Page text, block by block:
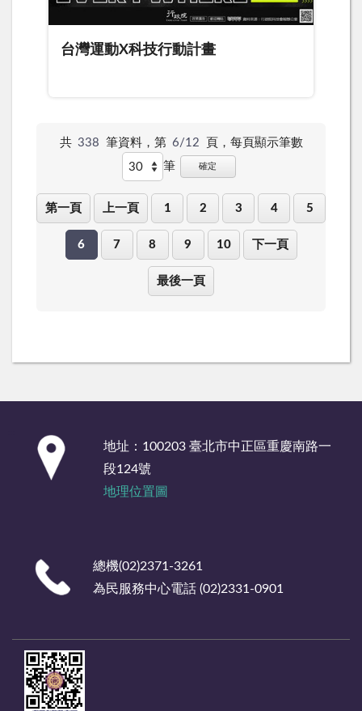
台灣運動X科技行動計畫
共 338 筆資料，第 6/12 頁， 每頁顯示筆數
筆
確定
第一頁 上一頁 1 2 3 4 5
6 7 8 9 10 下一頁
最後一頁
地址：100203 臺北市中正區重慶南路一
段124號
地理位置圖
總機(02)2371-3261
為民服務中心電話 (02)2331-0901